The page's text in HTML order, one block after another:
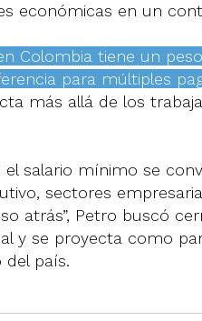
económicas en un
Colombia tiene un
para múltiples
más allá de los
el salario mínimo se
sectores
atrás”, Petro buscó
y se proyecta como
país.